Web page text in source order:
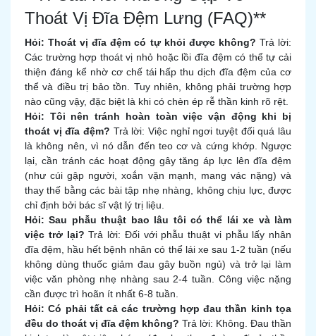
Thoát Vị Đĩa Đệm Lưng (FAQ)**
Hỏi: Thoát vị đĩa đệm có tự khỏi được không? Trả lời:
Các trường hợp thoát vị nhỏ hoặc lồi đĩa đệm có thể tự cải
thiện đáng kể nhờ cơ chế tái hấp thu dịch đĩa đệm của cơ
thể và điều trị bảo tồn. Tuy nhiên, không phải trường hợp
nào cũng vậy, đặc biệt là khi có chèn ép rễ thần kinh rõ rệt.
Hỏi: Tôi nên tránh hoàn toàn việc vận động khi bị
thoát vị đĩa đệm? Trả lời: Việc nghỉ ngơi tuyệt đối quá lâu
là không nên, vì nó dẫn đến teo cơ và cứng khớp. Ngược
lại, cần tránh các hoạt động gây tăng áp lực lên đĩa đệm
(như cúi gập người, xoắn vặn mạnh, mang vác nặng) và
thay thế bằng các bài tập nhẹ nhàng, không chịu lực, được
chỉ định bởi bác sĩ vật lý trị liệu.
Hỏi: Sau phẫu thuật bao lâu tôi có thể lái xe và làm
việc trở lại? Trả lời: Đối với phẫu thuật vi phẫu lấy nhân
đĩa đệm, hầu hết bệnh nhân có thể lái xe sau 1-2 tuần (nếu
không dùng thuốc giảm đau gây buồn ngủ) và trở lại làm
việc văn phòng nhẹ nhàng sau 2-4 tuần. Công việc nặng
cần được trì hoãn ít nhất 6-8 tuần.
Hỏi: Có phải tất cả các trường hợp đau thần kinh tọa
đều do thoát vị đĩa đệm không? Trả lời: Không. Đau thần